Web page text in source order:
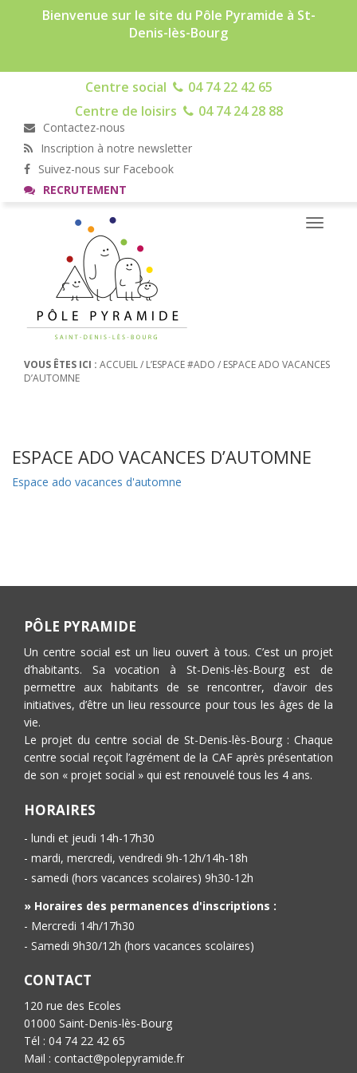
Bienvenue sur le site du Pôle Pyramide à St-
Denis-lès-Bourg
Centre social
04 74 22 42 65
Centre de loisirs
04 74 24 28 88
Contactez-nous
Inscription à notre newsletter
Suivez-nous sur Facebook
RECRUTEMENT
Toggle
VOUS ÊTES ICI : ACCUEIL/ L’ESPACE #ADO / ESPACE ADO VACANCES
D’AUTOMNE
ESPACE ADO VACANCES D’AUTOMNE
Espace ado vacances d'automne
PÔLE PYRAMIDE
Un centre social est un lieu ouvert à tous. C’est un projet
d’habitants. Sa vocation à St-Denis-lès-Bourg est de
permettre aux habitants de se rencontrer, d’avoir des
initiatives, d’être un lieu ressource pour tous les âges de la
vie.
Le projet du centre social de St-Denis-lès-Bourg : Chaque
centre social reçoit l’agrément de la CAF après présentation
de son « projet social » qui est renouvelé tous les 4 ans.
HORAIRES
- lundi et jeudi 14h-17h30
- mardi, mercredi, vendredi 9h-12h/14h-18h
- samedi (hors vacances scolaires) 9h30-12h
» Horaires des permanences d'inscriptions :
- Mercredi 14h/17h30
- Samedi 9h30/12h (hors vacances scolaires)
CONTACT
120 rue des Ecoles
01000 Saint-Denis-lès-Bourg
Tél : 04 74 22 42 65
Mail : contact@polepyramide.fr